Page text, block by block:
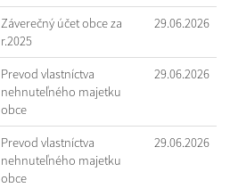
Záverečný účet obce za
r.2025
29.06.2026
Prevod vlastníctva
nehnuteľného majetku
obce
29.06.2026
Prevod vlastníctva
nehnuteľného majetku
obce
29.06.2026